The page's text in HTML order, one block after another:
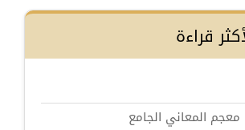
قراءة
المعاني الجامع